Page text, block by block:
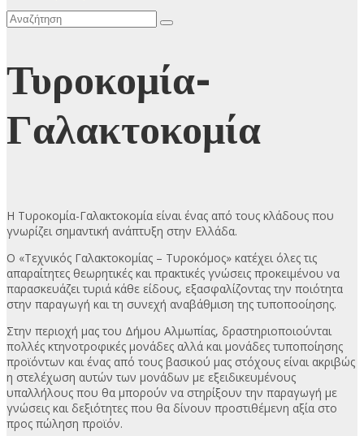
Τυροκομία-
Γαλακτοκομία
Η Τυροκομία-Γαλακτοκομία είναι ένας από τους κλάδους που
γνωρίζει σημαντική ανάπτυξη στην Ελλάδα.
Ο «Τεχνικός Γαλακτοκομίας – Τυροκόμος» κατέχει όλες τις
απαραίτητες θεωρητικές και πρακτικές γνώσεις προκειμένου να
παρασκευάζει τυριά κάθε είδους, εξασφαλίζοντας την ποιότητα
στην παραγωγή και τη συνεχή αναβάθμιση της τυποποοίησης.
Στην περιοχή μας του Δήμου Αλμωπίας, δραστηριοποιούνται
πολλές κτηνοτροφικές μονάδες αλλά και μονάδες τυποποίησης
προϊόντων και ένας από τους βασικού μας στόχους είναι ακριβώς
η στελέχωση αυτών των μονάδων με εξειδικευμένους
υπαλλήλους που θα μπορούν να στηρίξουν την παραγωγή με
γνώσεις και δεξιότητες που θα δίνουν προστιθέμενη αξία στο
προς πώληση προϊόν.